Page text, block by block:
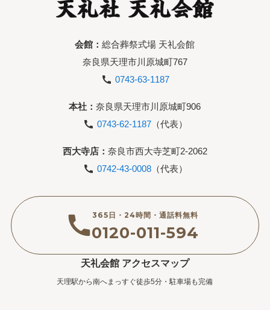
会館：総合葬祭式場 天礼会館
奈良県天理市川原城町767
0743-63-1187
本社：奈良県天理市川原城町906
0743-62-1187（代表）
西大寺店： 奈良市西大寺芝町2-2062
0742-43-0008（代表）
365日・24時間・通話料無料
0120-011-594
天礼会館 アクセスマップ
天理駅から南へまっすぐ徒歩5分・駐車場も完備